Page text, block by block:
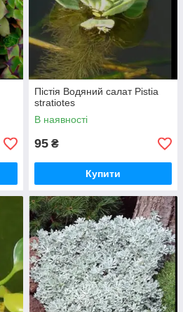
Пістія Водяний салат Pistia
stratiotes
В наявності
95 ₴
Купити